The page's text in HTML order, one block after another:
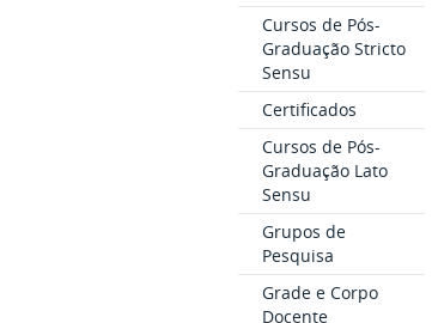
Cursos de Pós-
Graduação Stricto
Sensu
Certificados
Cursos de Pós-
Graduação Lato
Sensu
Grupos de
Pesquisa
Grade e Corpo
Docente